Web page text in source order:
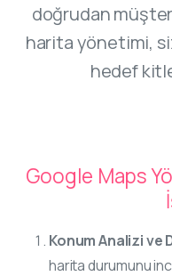
doğrudan
harita yönetimi,
hedef
Google Maps
Konum Analizi ve
harita durumunu